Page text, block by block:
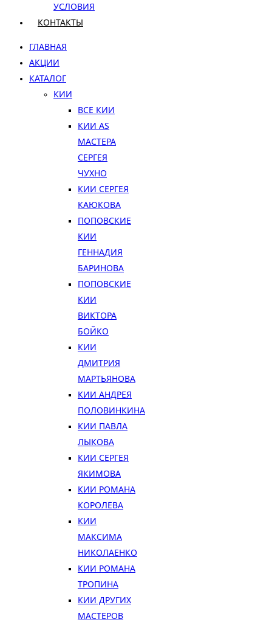
УСЛОВИЯ
КОНТАКТЫ
ГЛАВНАЯ
АКЦИИ
КАТАЛОГ
КИИ
ВСЕ КИИ
КИИ AS
МАСТЕРА
СЕРГЕЯ
ЧУХНО
КИИ СЕРГЕЯ
КАЮКОВА
ПОПОВСКИЕ
КИИ
ГЕННАДИЯ
БАРИНОВА
ПОПОВСКИЕ
КИИ
ВИКТОРА
БОЙКО
КИИ
ДМИТРИЯ
МАРТЬЯНОВА
КИИ АНДРЕЯ
ПОЛОВИНКИНА
КИИ ПАВЛА
ЛЫКОВА
КИИ СЕРГЕЯ
ЯКИМОВА
КИИ РОМАНА
КОРОЛЕВА
КИИ
МАКСИМА
НИКОЛАЕНКО
КИИ РОМАНА
ТРОПИНА
КИИ ДРУГИХ
МАСТЕРОВ